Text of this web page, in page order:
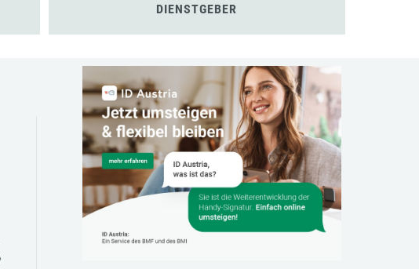
DIENSTGEBER